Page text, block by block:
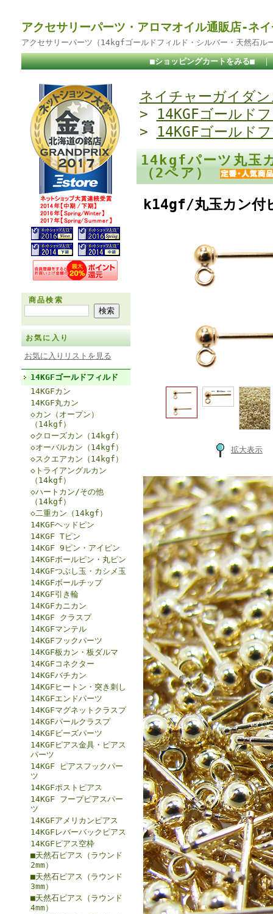
アクセサリーパーツ・アロマオイル通販店-ネ
アクセサリーパーツ（14kgfゴールドフィルド・シルバー・天然石ル
■ショッピングカートをみる■
商品検索
お気に入り
お気に入りリストを見る
14KGFゴールドフィルド
14KGFカン
14KGF丸カン
◇カン（オープン）
（14kgf）
◇クローズカン（14kgf）
◇オーバルカン（14kgf）
◇スクエアカン（14kgf）
◇トライアングルカン
（14kgf）
◇ハートカン/その他
（14kgf）
◇二重カン（14kgf）
14KGFヘッドピン
14KGF Tピン
14KGF 9ピン・アイピン
14KGFボールピン・丸ピン
14KGFつぶし玉・カシメ玉
14KGFボールチップ
14KGF引き輪
14KGFカニカン
14KGF クラスプ
14KGFマンテル
14KGFフックパーツ
14KGF板カン・板ダルマ
14KGFコネクター
14KGFバチカン
14KGFヒートン・突き刺し
14KGFエンドパーツ
14KGFマグネットクラスプ
14KGFパールクラスプ
14KGFビーズパーツ
14KGFピアス金具・ピアス
パーツ
14KGF ピアスフックパー
ツ
14KGFポストピアス
14KGF フープピアスパー
ツ
14KGFアメリカンピアス
14KGFレバーバックピアス
14KGFピアス空枠
■天然石ピアス（ラウンド
2mm）
■天然石ピアス（ラウンド
3mm）
■天然石ピアス（ラウンド
4mm）
ネイチャーガイダン
> 14KGFゴールド
> 14KGFゴールド
14kgfパーツ丸玉
（2ペア）
k14gf/丸玉カン付
拡大表示